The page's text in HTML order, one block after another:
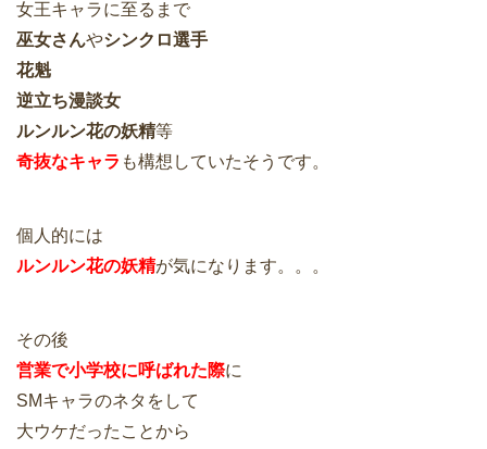
女王キャラに至るまで
巫女さんやシンクロ選手
花魁
逆立ち漫談女
ルンルン花の妖精等
奇抜なキャラ も構想していたそうです。
個人的には
ルンルン花の妖精が気になります。。。
その後
営業で小学校に呼ばれた際に
SMキャラのネタをして
大ウケだったことから